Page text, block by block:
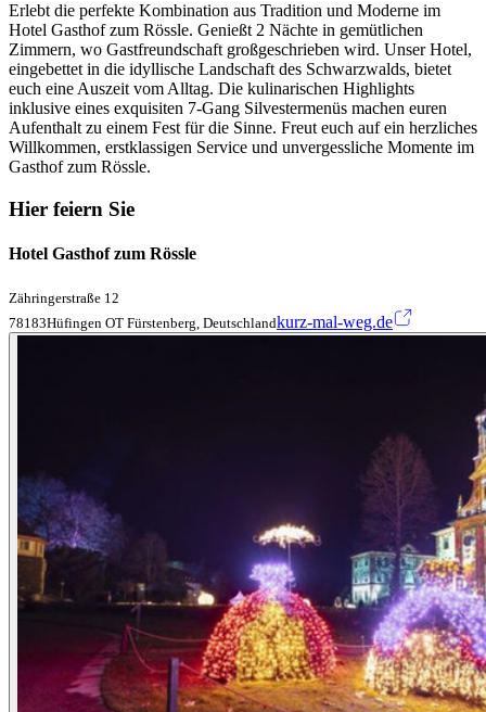
Erlebt die perfekte Kombination aus Tradition und Moderne im
Hotel Gasthof zum Rössle. Genießt 2 Nächte in gemütlichen
Zimmern, wo Gastfreundschaft großgeschrieben wird. Unser Hotel,
eingebettet in die idyllische Landschaft des Schwarzwalds, bietet
euch eine Auszeit vom Alltag. Die kulinarischen Highlights
inklusive eines exquisiten 7-Gang Silvestermenüs machen euren
Aufenthalt zu einem Fest für die Sinne. Freut euch auf ein herzliches
Willkommen, erstklassigen Service und unvergessliche Momente im
Gasthof zum Rössle.
Hier feiern Sie
Hotel Gasthof zum Rössle
Zähringerstraße 12
78183Hüfingen OT Fürstenberg, Deutschlandkurz-mal-weg.de